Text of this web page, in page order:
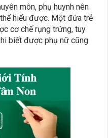
môn, phụ huynh nên
hiểu được. Một đứa trẻ
cơ chế rụng trứng, tuy
biết được phụ nữ cũng